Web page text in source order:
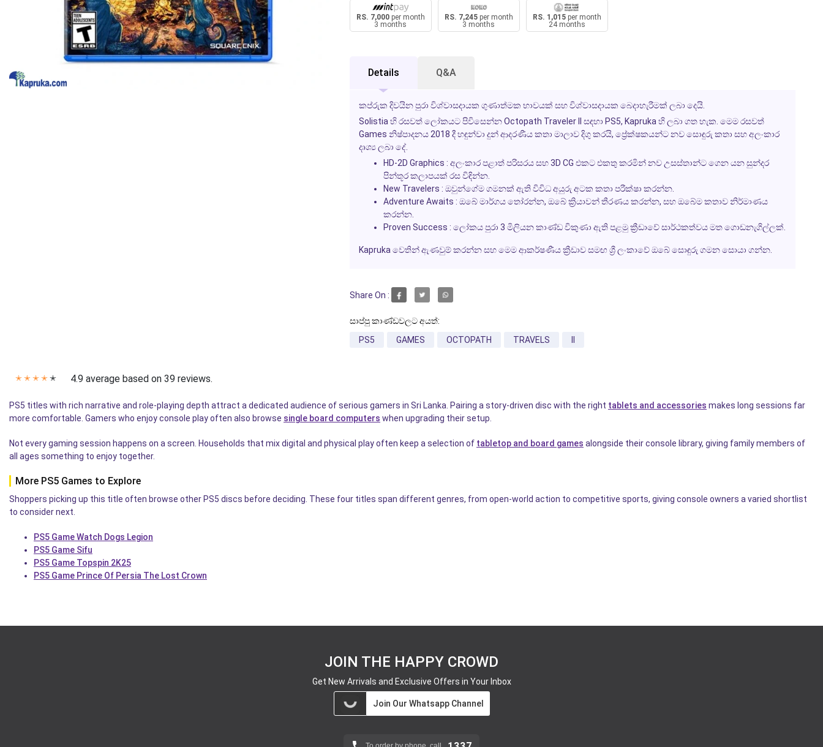
RS. 7,000per month
3 months
RS. 7,245per month
3 months
RS. 1,015per month
24 months
Details Q&A
කප්රුක දිවයින පුරා විශ්වාසදායක ගුණාත්මක භාවයක් සහ විශ්වාසදායක බෙදාහැරීමක් ලබා දෙයි.
Solistia හි රසවත් ලෝකයට පිවිසෙන්නOctopath Traveler II
සඳහා PS5, Kapruka හි ලබා ගත හැක. මෙම රසවත්
Games නිෂ්පාදනය 2018 දී හඳුන්වා දුන් ආදරණීය කතා මාලාව දිගු කරයි, ප්‍රේක්ෂකයන්ට නව සොඳුරු කතා සහ අලංකාර
දෘශ්‍ය ලබා දේ.
HD-2D Graphics : අලංකාර පළාත් පරිසරය සහ 3D CG එකට එකතු කරමින් නව උසස්තාන්ට ගෙන යන සුන්දර
පින්තූර කලාපයක් රස විඳින්න.
New Travelers : ඔවුන්ගේම ගමනක් ඇති විවිධ අයුරු අටක කතා පරීක්ෂා කරන්න.
Adventure Awaits : ඔබේ මාර්ගය තෝරන්න, ඔබේ ක්‍රියාවන් තීරණය කරන්න, සහ ඔබේම කතාව නිර්මාණය
කරන්න.
Proven Success : ලෝකය පුරා 3 මිලියන කාණ්ඩ විකුණා ඇති පළමු ක්‍රීඩාවේ සාර්ථකත්වය මත ගොඩනැගිල්ලක්.
Kapruka වෙතින් ඇණවුම් කරන්න සහ මෙම ආකර්ෂණීය ක්‍රීඩාව සමඟ ශ්‍රී ලංකාවේ ඔබේ සොඳුරු ගමන සොයා ගන්න.
Share On :
සාප්පු කාණ්ඩවලට අයත්:
PS5
GAMES OCTOPATH TRAVELS
✭ ✭ ✭ ✭ ✭ 4.9 average based on 39 reviews.
PS5 titles with rich narrative and role-playing depth attract a dedicated audience of serious gamers in Sri Lanka. Pairing a story-driven disc with the right tablets and accessories makes long sessions far
more comfortable. Gamers who enjoy console play often also browse single board computers when upgrading their setup.
Not every gaming session happens on a screen. Households that mix digital and physical play often keep a selection of tabletop and board games alongside their console library, giving family members of
all ages something to enjoy together.
More PS5 Games to Explore
Shoppers picking up this title often browse other PS5 discs before deciding. These four titles span different genres, from open-world action to competitive sports, giving console owners a varied shortlist
to consider next.
PS5 Game Watch Dogs Legion
PS5 Game Sifu
PS5 Game Topspin 2K25
PS5 Game Prince Of Persia The Lost Crown
JOIN THE HAPPY CROWD
Get New Arrivals and Exclusive Offers in Your Inbox
Join Our Whatsapp Channel